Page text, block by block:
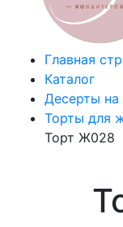
Главная
Каталог
Десерты на
Торты для
Торт Ж028